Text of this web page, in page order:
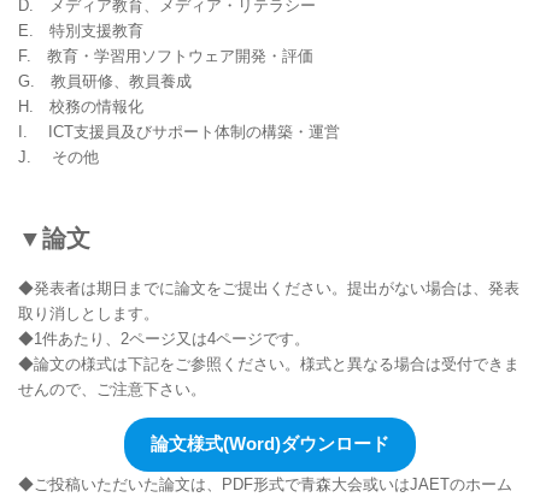
D. メディア教育、メディア・リテラシー
E. 特別支援教育
F. 教育・学習用ソフトウェア開発・評価
G. 教員研修、教員養成
H. 校務の情報化
I. ICT支援員及びサポート体制の構築・運営
J. その他
▼論文
◆発表者は期日までに論文をご提出ください。提出がない場合は、発表
取り消しとします。
◆1件あたり、2ページ又は4ページです。
◆論文の様式は下記をご参照ください。様式と異なる場合は受付できま
せんので、ご注意下さい。
論文様式(Word)ダウンロード
◆ご投稿いただいた論文は、PDF形式で青森大会或いはJAETのホーム